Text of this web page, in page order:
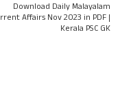
Download Daily Malayalam
Affairs Nov 2023 in PDF |
Kerala PSC GK